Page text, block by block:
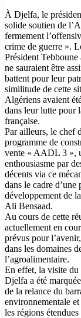
À Djelfa, le
solide soutien de
fermement
crime de guerre ».
Président Tebboune
ne sauraient être
battent pour leur
similitude de cette
Algériens avaient
dans leur lutte pour
française.
Par ailleurs, le chef
programme de
vente « AADL 3 »,
enthousiasme par
décents via ce
dans le cadre
développement de
Ali Bensaad.
Au cours de cette
actuellement en
prévus pour
dans les domaines
l’agroalimentaire.
En effet, la visite du
Djelfa a été
de la relance du
environnementale
les régions